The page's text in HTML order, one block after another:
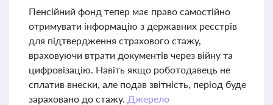
Пенсійний фонд тепер має право самостійно
отримувати інформацію з державних реєстрів
для підтвердження страхового стажу,
враховуючи втрати документів через війну та
цифровізацію. Навіть якщо роботодавець не
сплатив внески, але подав звітність, період буде
зараховано до стажу. Джерело